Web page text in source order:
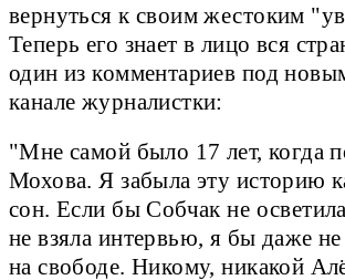
вернуться к своим жестоким
Теперь его знает в лицо вся
один из комментариев под
канале журналистки:
"Мне самой было 17 лет, когда
Мохова. Я забыла эту историю
сон. Если бы Собчак не
не взяла интервью, я бы даже не
на свободе. Никому, никакой